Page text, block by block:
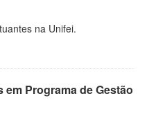
na Unifei.
Programa de Gestão